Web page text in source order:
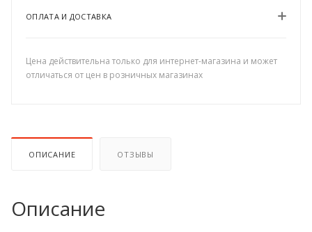
ОПЛАТА И ДОСТАВКА
Цена действительна только для интернет-магазина и может
отличаться от цен в розничных магазинах
ОПИСАНИЕ ОТЗЫВЫ
Описание